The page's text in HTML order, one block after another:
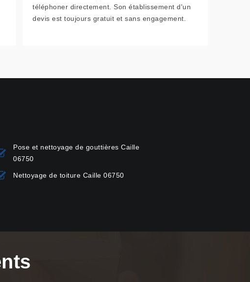
téléphoner directement. Son établissement d'un
devis est toujours gratuit et sans engagement.
Pose et nettoyage de gouttières Caille
06750
Nettoyage de toiture Caille 06750